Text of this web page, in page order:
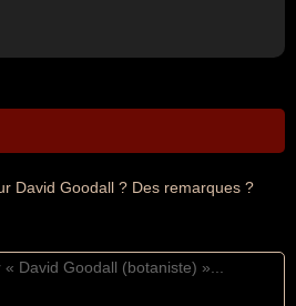
David Goodall ? Des remarques ?